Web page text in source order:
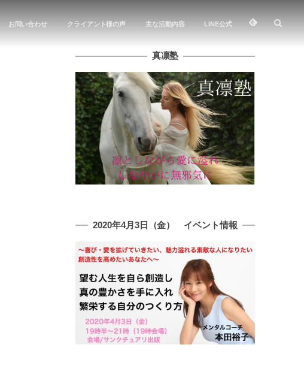
お問い合わせ クライアント様の声 主な活動内容 LINE公式
真凛塾
2020年4月3日（金） イベント情報